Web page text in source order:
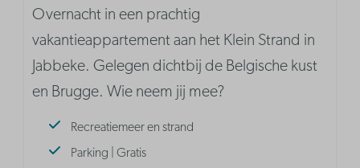
Overnacht in een prachtig
vakantieappartement aan het Klein Strand in
Jabbeke. Gelegen dichtbij de Belgische kust
en Brugge. Wie neem jij mee?
Recreatiemeer en strand
Parking | Gratis